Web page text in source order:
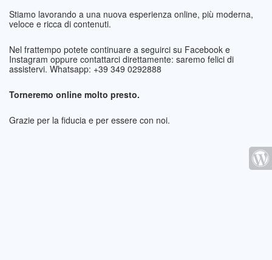
Stiamo lavorando a una nuova esperienza online, più moderna,
veloce e ricca di contenuti.
Nel frattempo potete continuare a seguirci su Facebook e
Instagram oppure contattarci direttamente: saremo felici di
assistervi. Whatsapp: +39 349 0292888
Torneremo online molto presto.
Grazie per la fiducia e per essere con noi.